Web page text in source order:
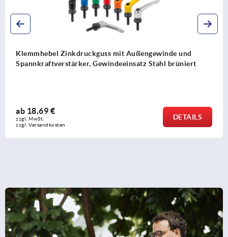
und
DETAILS
Klemmhebel Zinkdruckguss mit
Gewindeeinsatz Stahl blau passiviert